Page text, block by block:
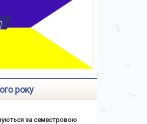
року
за семестровою